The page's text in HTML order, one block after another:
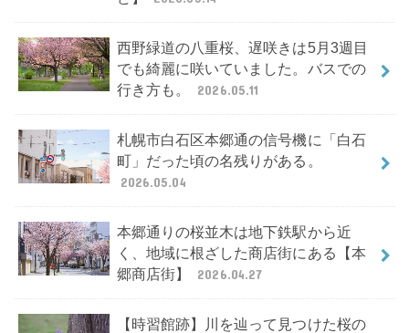
西野緑道の八重桜、遅咲きは5月3週目
でも綺麗に咲いていました。バスでの
行き方も。
2026.05.11
札幌市白石区本郷通の信号機に「白石
町」だった頃の名残りがある。
2026.05.04
本郷通りの桜並木は地下鉄駅から近
く、地域に根ざした商店街にある【本
郷商店街】
2026.04.27
【時習館跡】川を辿って見つけた桜の